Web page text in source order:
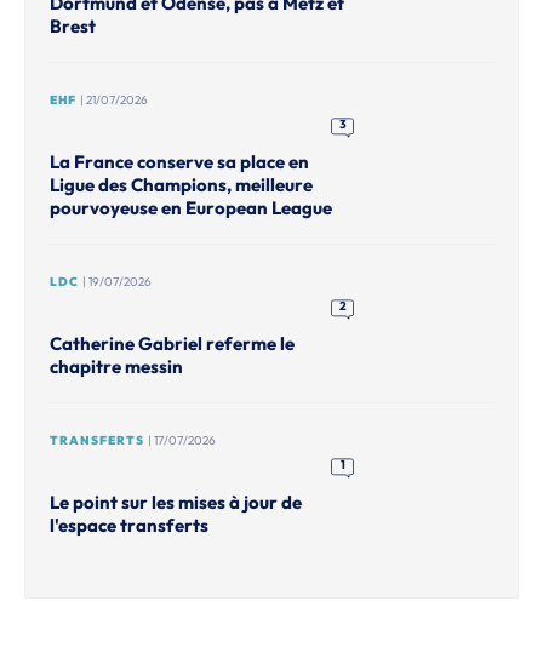
Brest
EHF | 21/07/2026
3
La France conserve sa place en
Ligue des Champions, meilleure
pourvoyeuse en European League
LDC | 19/07/2026
2
Catherine Gabriel referme le
chapitre messin
TRANSFERTS | 17/07/2026
1
Le point sur les mises à jour de
l'espace transferts